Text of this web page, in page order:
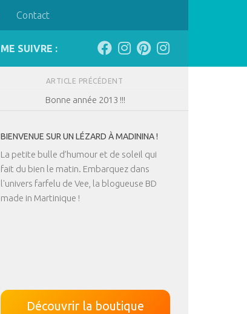
Contact
ME SUIVRE :
ARTICLE PRÉCÉDENT
Bonne année 2013 !!!
BIENVENUE SUR UN LÉZARD À MADININA !
La petite bulle d’humour et de soleil qui
fait du bien le matin. Embarquez dans
l'univers farfelu de Vee, la blogueuse BD
made in Martinique !
Découvrir la boutique